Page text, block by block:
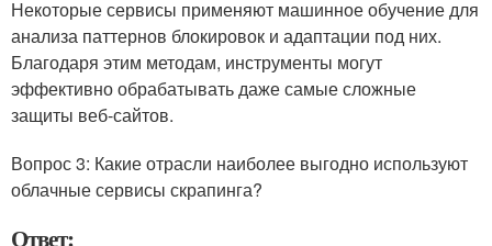
Некоторые сервисы применяют машинное обучение для
анализа паттернов блокировок и адаптации под них.
Благодаря этим методам, инструменты могут
эффективно обрабатывать даже самые сложные
защиты веб-сайтов.
Вопрос 3: Какие отрасли наиболее выгодно используют
облачные сервисы скрапинга?
Ответ: